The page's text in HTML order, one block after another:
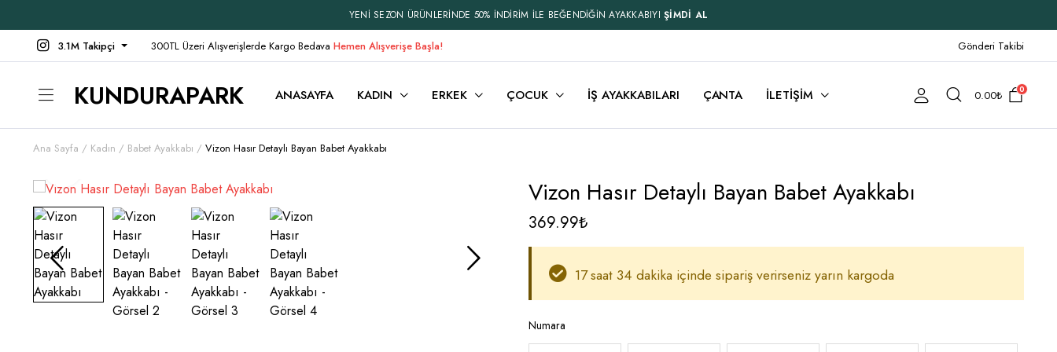
YENİ SEZON ÜRÜNLERİNDE 50% İNDİRİM İLE BEĞENDİĞİN AYAKKABIYIŞİMDİ AL
3.1M Takipçi 300TL Üzeri Alışverişlerde Kargo BedavaHemen Alışverişe Başla! Gönderi Takibi
KUNDURAPARK ANASAYFA KADIN ERKEK ÇOCUK İŞ AYAKKABILARI ÇANTA İLETİŞİM 0.00₺ 0
Ana Sayfa Kadın Babet Ayakkabı Vizon Hasır Detaylı Bayan Babet Ayakkabı
Vizon Hasır Detaylı Bayan Babet Ayakkabı
369.99₺
17 saat 34 dakika içinde sipariş verirseniz yarın kargoda
Numara